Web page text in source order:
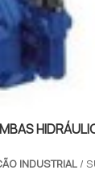
INDUSTRIAL /